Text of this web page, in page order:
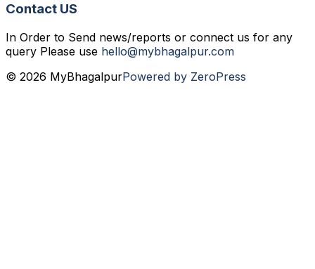
Contact US
In Order to Send news/reports or connect us for any
query Please use hello@mybhagalpur.com
© 2026 MyBhagalpurPowered by ZeroPress